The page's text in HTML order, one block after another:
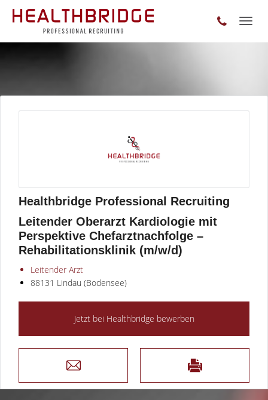
Healthbridge Professional Recruiting
Leitender Oberarzt Kardiologie mit
Perspektive Chefarztnachfolge –
Rehabilitationsklinik (m/w/d)
Leitender Arzt
88131 Lindau (Bodensee)